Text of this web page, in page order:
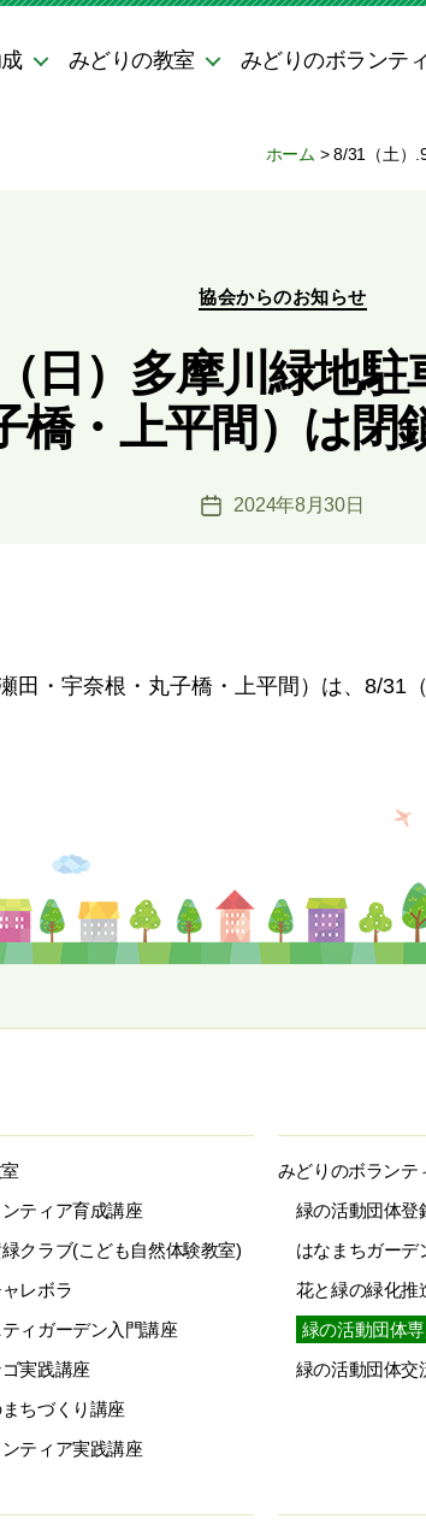
みどりの教室 みどりのボランテ
ホーム >8/31（土）
カ
テ
リ
ー
協会からのお知らせ
日）多摩川緑地駐
橋・上平間）は閉
投
2024年8月30日
田・宇奈根・丸子橋・上平間）は、8/31
ティア育成講座
クラブ(こども自然体験教室)
レボラ
ィガーデン入門講座
実践講座
ちづくり講座
ティア実践講座
みどりのボランテ
緑の活動団体登
はなまちガーデ
花と緑の緑化推
緑の活動団体
緑の活動団体交